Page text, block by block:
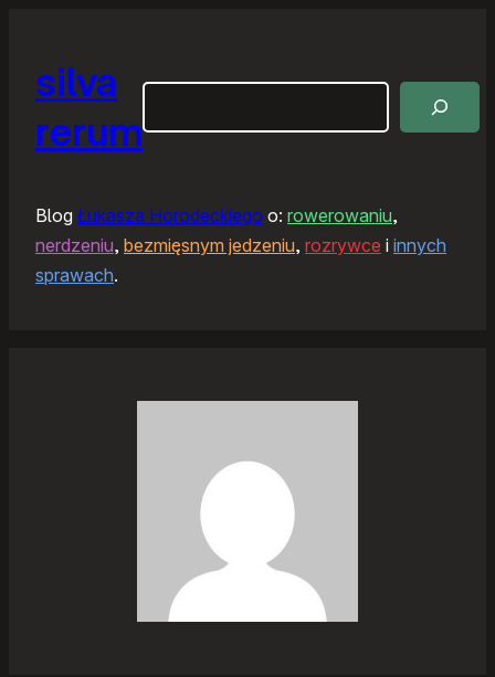
silva
rerum
Blog Łukasza Horodeckiego o: rowerowaniu,
nerdzeniu, bezmięsnym jedzeniu, rozrywce i innych
sprawach.